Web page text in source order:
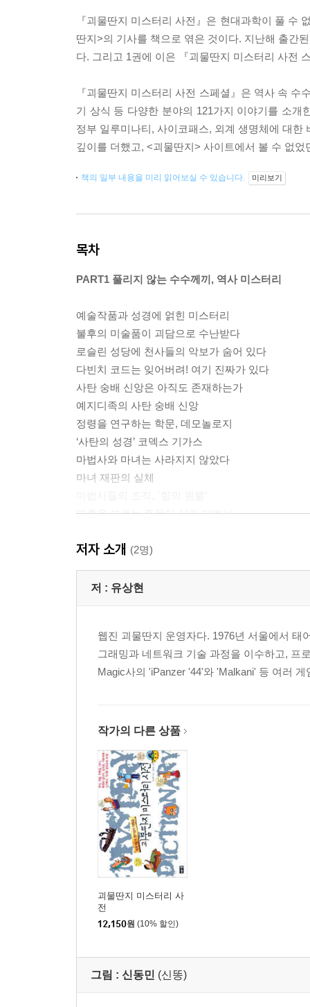
『괴물딴지 미스터리 사전』은 현대과학이 풀 수
딴지>의 기사를 책으로 엮은 것이다. 지난해 출간
다. 그리고 1권에 이은 『괴물딴지 미스터리 사전
『괴물딴지 미스터리 사전 스페셜』은 역사 속
기 상식 등 다양한 분야의 121가지 이야기를 소
정부 일루미나티, 사이코패스, 외계 생명체에 대
깊이를 더했고, <괴물딴지> 사이트에서 볼 수 없
책의 일부 내용을 미리 읽어보실 수 있습니다. 미리보기
목차
PART1 풀리지 않는 수수께끼, 역사 미스터리
예술작품과 성경에 얽힌 미스터리
불후의 미술품이 괴담으로 수난받다
로슬린 성당에 천사들의 악보가 숨어 있다
다빈치 코드는 잊어버려! 여기 진짜가 있다
사탄 숭배 신앙은 아직도 존재하는가
예지디족의 사탄 숭배 신앙
정령을 연구하는 학문, 데모놀로지
‘사탄의 성경’ 코덱스 기가스
마법사와 마녀는 사라지지 않았다
마녀 재판의 실체
영혼을 부르는 주문이 실린 마법서
괴물의 원조, 베헤모스와 레비아탄
사람을 잡아먹는 파이어소우
펜사콜라 해변에 출현한 초대형 바다 괴수
나치가 불태운 스톰버거의 예언서
911테러사건을 예언한 노스트라다무스
세계 7대 불가사의는 무엇인가
은폐된 고고학의 발자취
30억 년 된 합금 회전체
은폐된 역사의 흔적들
나즈카 라인은 고대 우주인들의 작품인가
미스터리가 된 세계의 유물들
피리 레이스 제독의 괴지도
우주왕복선이 발견한 ‘아담의 다리’
이집트와 아즈텍은 동시대 문명이었나
PART2 오싹하고 괴이한 공포의 미스터리
귀신 들린 물건을 팝니다
마귀가 붙은 공포의 곰인형 바론
저자 소개 (2명)
저 : 유상현
웹진 괴물딴지 운영자다. 1976년 서울에서 태
그래밍과 네트워크 기술 과정을 이수하고, 프
Magic사의 'iPanzer '44'와 'Malkani' 등 여러
작가의 다른 상품
괴물딴지 미스터리 사
전
12,150원 (10% 할인)
그림 : 신동민 (신똥)